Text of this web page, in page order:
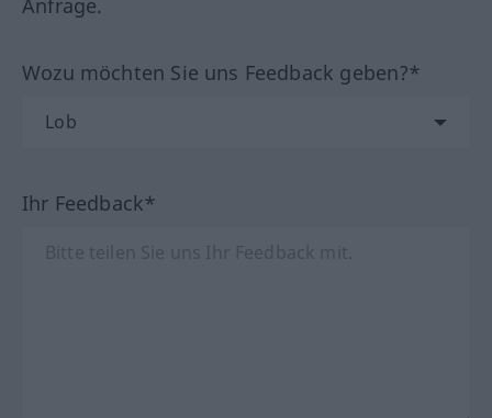
Anfrage.
Wozu möchten Sie uns Feedback geben?*
Ihr Feedback*